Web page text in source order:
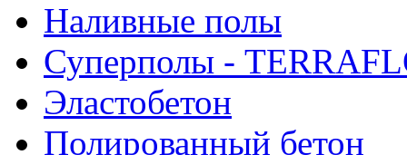
Наливные полы
Суперполы -
Эластобетон
Полированный бетон